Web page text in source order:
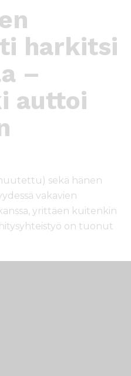
harkitsi
–
auttoi
sekä hänen
vakavien
yrittäen kuitenkin
on tuonut